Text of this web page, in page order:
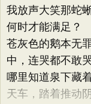
我放声大笑那蛇
何时才能满足？
苍灰色的鹅本无
中，连哭都不敢
哪里知道泉下藏
天车，踏着推动